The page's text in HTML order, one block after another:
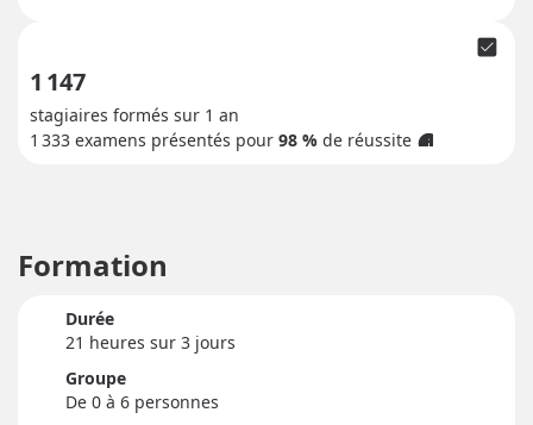
check_box
1 147
stagiaires formés sur 1 an
1 333 examens présentés pour 98 % de réussite info
Formation
Durée
21 heures sur 3 jours
Groupe
De 0 à 6 personnes